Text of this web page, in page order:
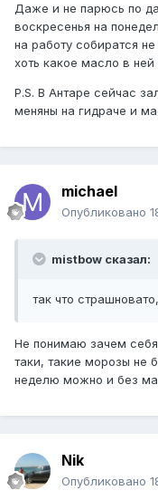
Даже и не парюсь по
воскресенья на
на работу собиратся
хоть какое масло в ней
P.S. В Антаре сейчас
меняны на гидраче и
michael
Опубликовано
mistbow сказал:
так что
Не понимаю зачем
таки, такие морозы не
неделю можно и без
Nik
Опубликовано